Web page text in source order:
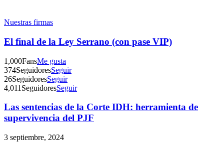
Linkedin
Nuestras firmas
El final de la Ley Serrano (con pase VIP)
1,000FansMe gusta
374SeguidoresSeguir
26SeguidoresSeguir
4,011 SeguidoresSeguir
Las sentencias de la Corte IDH: herramienta de
supervivencia del PJF
3 septiembre, 2024